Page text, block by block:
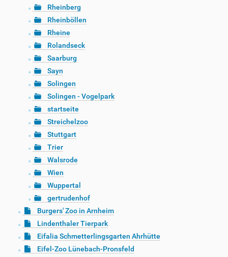
Rheinberg
Rheinböllen
Rheine
Rolandseck
Saarburg
Sayn
Solingen
Solingen - Vogelpark
startseite
Streichelzoo
Stuttgart
Trier
Walsrode
Wien
Wuppertal
gertrudenhof
Burgers' Zoo in Arnheim
Lindenthaler Tierpark
Eifalia Schmetterlingsgarten Ahrhütte
Eifel-Zoo Lünebach-Pronsfeld